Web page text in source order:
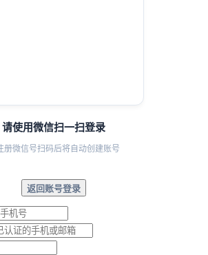
请使用微信扫一扫登录
册微信号扫码后将自动创建账号
返回账号登录